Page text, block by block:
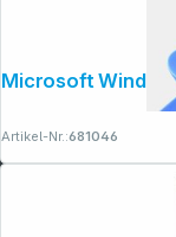
Artikel-Nr.:681046